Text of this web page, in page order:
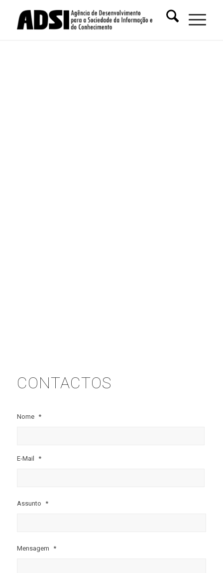
CONTACTOS
Nome *
E-Mail *
Assunto *
Mensagem *